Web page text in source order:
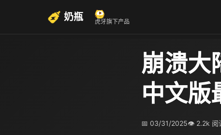
奶瓶 虎牙旗下产品
崩溃大
中文版
📅 03/31/2025👁 2.2k 阅